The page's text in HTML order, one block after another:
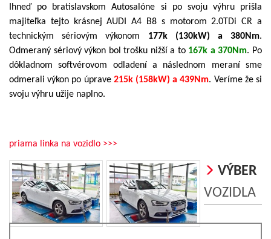
Ihneď po bratislavskom Autosalóne si po svoju výhru prišla
majiteľka tejto krásnej AUDI A4 B8 s motorom 2.0TDi CR a
technickým sériovým výkonom 177k (130kW) a 380Nm.
Odmeraný sériový výkon bol trošku nižší a to 167k a 370Nm. Po
dôkladnom softvérovom odladení a následnom meraní sme
odmerali výkon po úprave 215k (158kW) a 439Nm. Veríme že si
svoju výhru užije naplno.
priama linka na vozidlo >>>
VÝBER
VOZIDLA